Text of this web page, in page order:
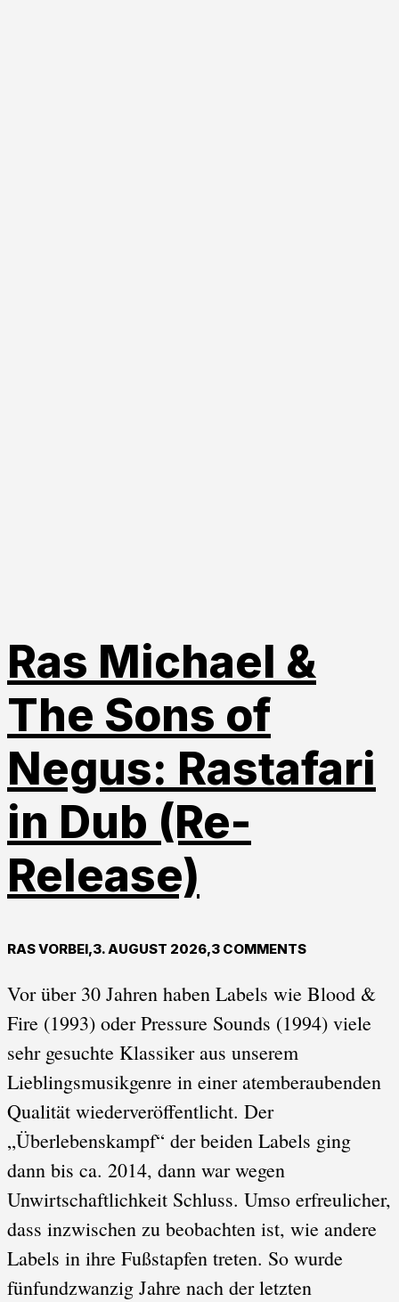
Ras Michael &
The Sons of
Negus: Rastafari
in Dub (Re-
Release)
RAS VORBEI,3. AUGUST 2026,3 COMMENTS
Vor über 30 Jahren haben Labels wie Blood &
Fire (1993) oder Pressure Sounds (1994) viele
sehr gesuchte Klassiker aus unserem
Lieblingsmusikgenre in einer atemberaubenden
Qualität wiederveröffentlicht. Der
„Überlebenskampf“ der beiden Labels ging
dann bis ca. 2014, dann war wegen
Unwirtschaftlichkeit Schluss. Umso erfreulicher,
dass inzwischen zu beobachten ist, wie andere
Labels in ihre Fußstapfen treten. So wurde
fünfundzwanzig Jahre nach der letzten